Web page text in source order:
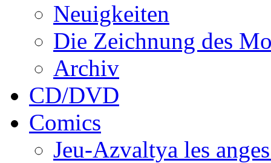
Neuigkeiten
Die Zeichnung des
Archiv
CD/DVD
Comics
Jeu-Azvaltya les